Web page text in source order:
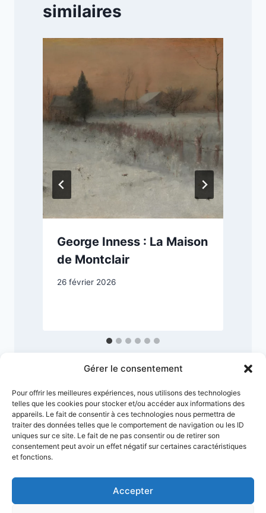
Gérer le consentement
Pour offrir les meilleures expériences, nous utilisons des technologies
telles que les cookies pour stocker et/ou accéder aux informations des
appareils. Le fait de consentir à ces technologies nous permettra de
traiter des données telles que le comportement de navigation ou les ID
uniques sur ce site. Le fait de ne pas consentir ou de retirer son
consentement peut avoir un effet négatif sur certaines caractéristiques
et fonctions.
Accepter
similaires
George Inness : La Maison
de Montclair
26 février 2026
Conditions générales